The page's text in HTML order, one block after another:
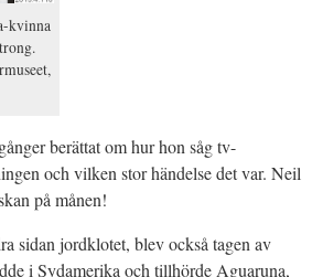
kvinna
berättat om hur hon såg tv-
och vilken stor händelse det var. Neil
på månen!
sidan jordklotet, blev också tagen av
i Sydamerika och tillhörde Aguaruna,